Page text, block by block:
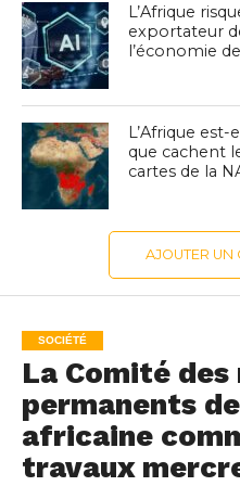
L’Afrique
exportateur
l’économie
L’Afrique
que cachent
cartes de la
AJOUTER UN
SOCIÉTÉ
La Comité
permanents
africaine
travaux